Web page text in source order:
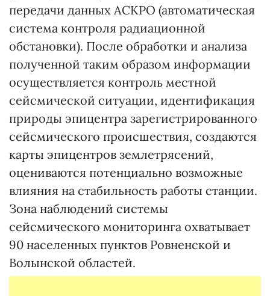
передачи данных АСКРО (автоматическая
система контроля радиационной
обстановки). После обработки и анализа
полученной таким образом информации
осуществляется контроль местной
сейсмической ситуации, идентификация
природы эпицентра зарегистрированного
сейсмического происшествия, создаются
карты эпицентров землетрясений,
оцениваются потенциально возможные
влияния на стабильность работы станции.
Зона наблюдений системы
сейсмического мониторинга охватывает
90 населенных пунктов Ровненской и
Волынской областей.